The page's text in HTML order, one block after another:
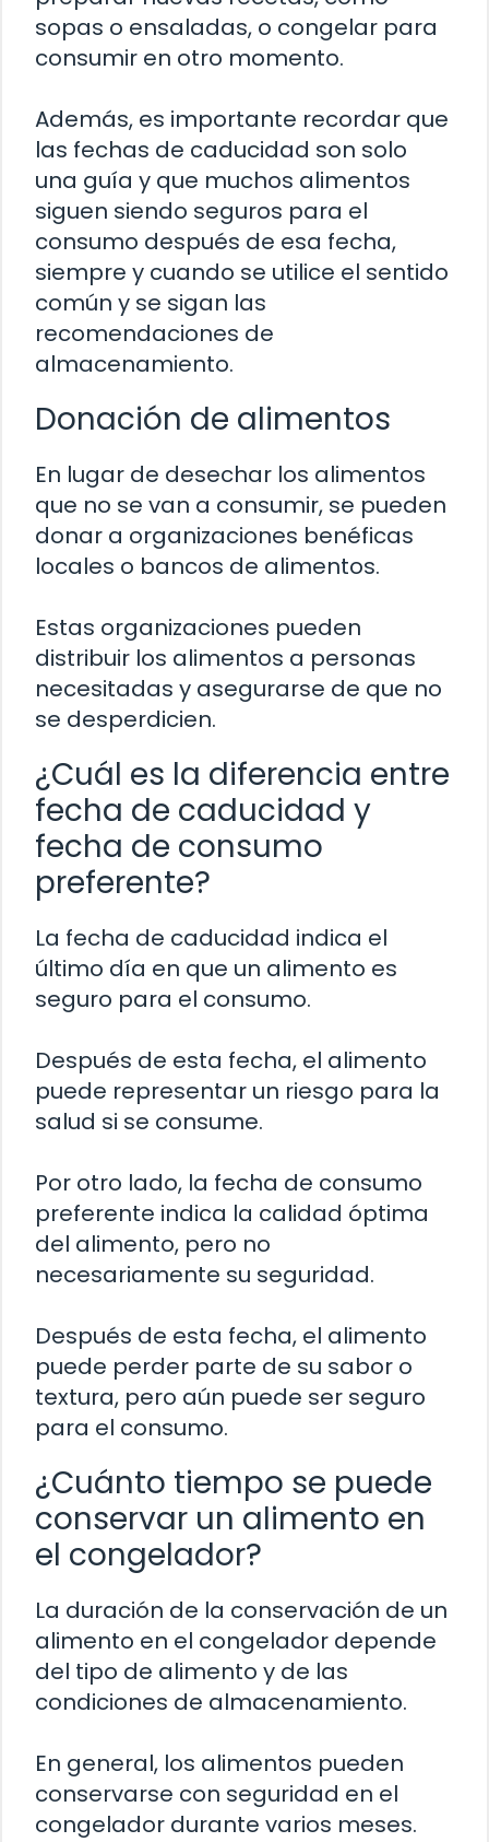
sopas o ensaladas, o congelar para
consumir en otro momento.
Además, es importante recordar que
las fechas de caducidad son solo
una guía y que muchos alimentos
siguen siendo seguros para el
consumo después de esa fecha,
siempre y cuando se utilice el sentido
común y se sigan las
recomendaciones de
almacenamiento.
Donación de alimentos
En lugar de desechar los alimentos
que no se van a consumir, se pueden
donar a organizaciones benéficas
locales o bancos de alimentos.
Estas organizaciones pueden
distribuir los alimentos a personas
necesitadas y asegurarse de que no
se desperdicien.
¿Cuál es la diferencia entre
fecha de caducidad y
fecha de consumo
preferente?
La fecha de caducidad indica el
último día en que un alimento es
seguro para el consumo.
Después de esta fecha, el alimento
puede representar un riesgo para la
salud si se consume.
Por otro lado, la fecha de consumo
preferente indica la calidad óptima
del alimento, pero no
necesariamente su seguridad.
Después de esta fecha, el alimento
puede perder parte de su sabor o
textura, pero aún puede ser seguro
para el consumo.
¿Cuánto tiempo se puede
conservar un alimento en
el congelador?
La duración de la conservación de un
alimento en el congelador depende
del tipo de alimento y de las
condiciones de almacenamiento.
En general, los alimentos pueden
conservarse con seguridad en el
congelador durante varios meses.